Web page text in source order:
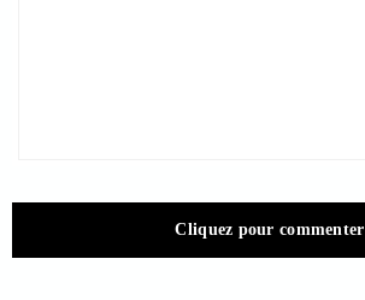
Cliquez pour commenter